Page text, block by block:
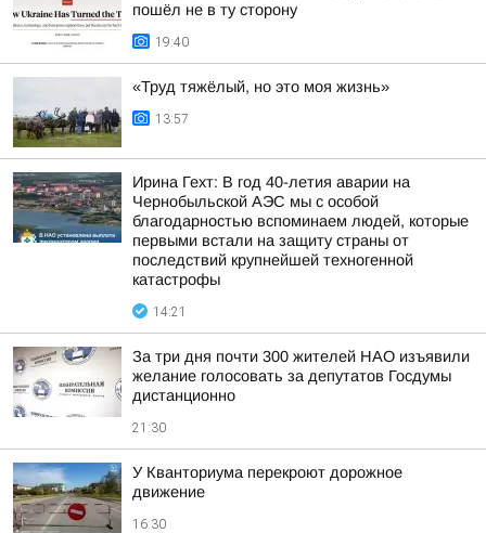
пошёл не в ту сторону
19:40
«Труд тяжёлый, но это моя жизнь»
13:57
Ирина Гехт: В год 40-летия аварии на
Чернобыльской АЭС мы с особой
благодарностью вспоминаем людей, которые
первыми встали на защиту страны от
последствий крупнейшей техногенной
катастрофы
14:21
За три дня почти 300 жителей НАО изъявили
желание голосовать за депутатов Госдумы
дистанционно
21:30
У Кванториума перекроют дорожное
движение
16:30